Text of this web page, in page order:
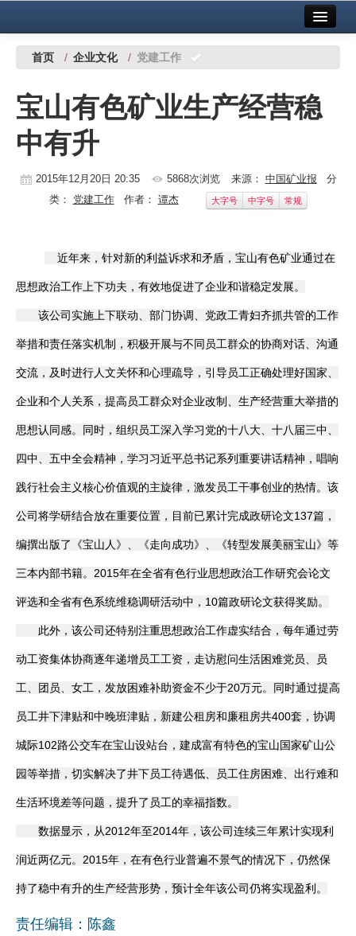
中国有色金属报社主办 广告服务
铜镍铅锌
铝
稀有稀土
地矿 建设
党建工作
企业文化
首页 / 企业文化 / 党建工作
宝山有色矿业生产经营稳
中有升
2015年12月20日 20:35 5868次浏览 来源： 中国矿业报 分
类： 党建工作作者： 谭杰 大字号 中字号 常规
近年来，针对新的利益诉求和矛盾，宝山有色矿业通过在
思想政治工作上下功夫，有效地促进了企业和谐稳定发展。
该公司实施上下联动、部门协调、党政工青妇齐抓共管的工作
举措和责任落实机制，积极开展与不同员工群众的协商对话、沟通
交流，及时进行人文关怀和心理疏导，引导员工正确处理好国家、
企业和个人关系，提高员工群众对企业改制、生产经营重大举措的
思想认同感。同时，组织员工深入学习党的十八大、十八届三中、
四中、五中全会精神，学习习近平总书记系列重要讲话精神，唱响
践行社会主义核心价值观的主旋律，激发员工干事创业的热情。该
公司将学研结合放在重要位置，目前已累计完成政研论文137篇，
编撰出版了《宝山人》、《走向成功》、《转型发展美丽宝山》等
三本内部书籍。2015年在全省有色行业思想政治工作研究会论文
评选和全省有色系统维稳调研活动中，10篇政研论文获得奖励。
此外，该公司还特别注重思想政治工作虚实结合，每年通过劳
动工资集体协商逐年递增员工工资，走访慰问生活困难党员、员
工、团员、女工，发放困难补助资金不少于20万元。同时通过提高
员工井下津贴和中晚班津贴，新建公租房和廉租房共400套，协调
城际102路公交车在宝山设站台，建成富有特色的宝山国家矿山公
园等举措，切实解决了井下员工待遇低、员工住房困难、出行难和
生活环境差等问题，提升了员工的幸福指数。
数据显示，从2012年至2014年，该公司连续三年累计实现利
润近两亿元。2015年，在有色行业普遍不景气的情况下，仍然保
持了稳中有升的生产经营形势，预计全年该公司仍将实现盈利。
责任编辑：陈鑫